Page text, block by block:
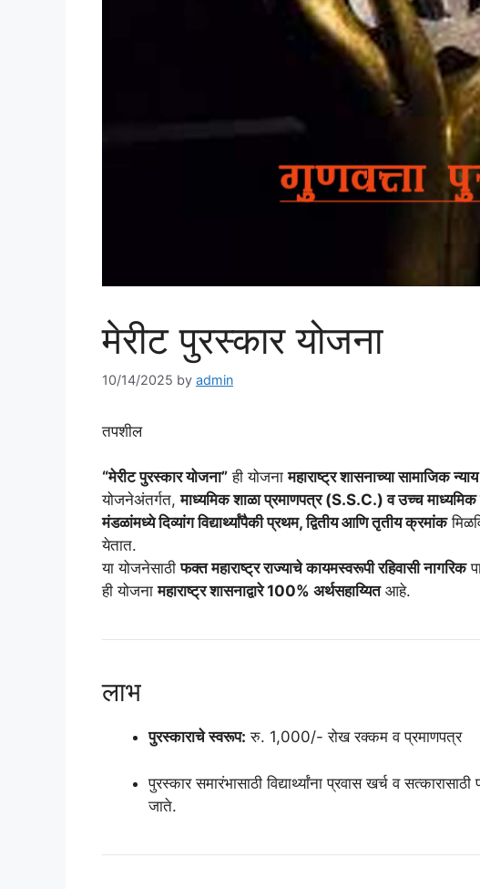
मेरीट पुरस्कार योजना
10/14/2025 by admin
तपशील
“मेरीट पुरस्कार योजना” ही योजनामहाराष्ट्र शासनाच्या सामाजिक
योजनेअंतर्गत,माध्यमिक शाळा प्रमाणपत्र (S.S.C.) व उच्च
मंडळांमध्ये दिव्यांग विद्यार्थ्यांपैकी प्रथम, द्वितीय आणि तृतीय क्रमांक
येतात.
या योजनेसाठीफक्त महाराष्ट्र राज्याचे कायमस्वरूपी रहिवासी नागरिक
ही योजनामहाराष्ट्र शासनाद्वारे 100% अर्थसहाय्यितआहे.
लाभ
पुरस्काराचे स्वरूप: रु. 1,000/- रोख रक्कम व प्रमाणपत्र
पुरस्कार समारंभासाठी विद्यार्थ्यांना प्रवास खर्च व
जाते.